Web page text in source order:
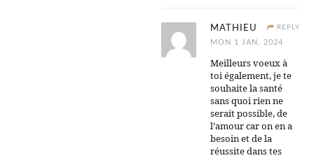
REPLY
MATHIEU
MON 1 JAN, 2024
Meilleurs voeux à
toi également, je te
souhaite la santé
sans quoi rien ne
serait possible, de
l’amour car on en a
besoin et de la
réussite dans tes